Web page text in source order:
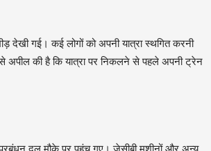
देखी गई। कई लोगों को अपनी यात्रा स्थगित करनी
से अपील की है कि यात्रा पर निकलने से पहले अपनी ट्रेन